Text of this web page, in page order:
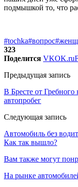
подмышкой то, что
#tochka#вопрос
323
Поделится VKOK.ru
Предыдущая запись
В Бресте от Гребного
автопробег
Следующая запись
Автомобиль без
Как так вышло?
Вам также могут
На рынке